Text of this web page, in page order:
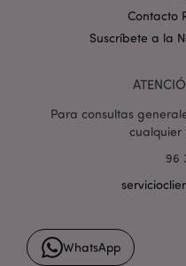
Contacto
Suscríbete a la
Para consultas
cualquier
96
WhatsApp
mage-cache-storage